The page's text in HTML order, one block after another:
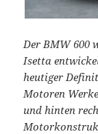
Der BMW 600
Isetta
heutiger
Motoren
und hinten